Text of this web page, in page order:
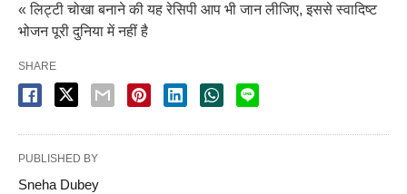
« लिट्टी चोखा बनाने की यह रेसिपी आप भी जान लीजिए, इससे स्वादिष्ट
भोजन पूरी दुनिया में नहीं है
SHARE
PUBLISHED BY
Sneha Dubey